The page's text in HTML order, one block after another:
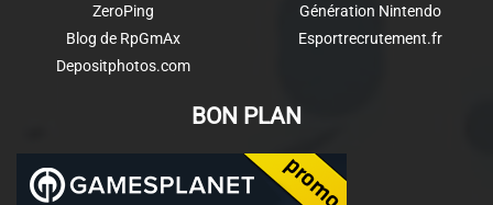
ZeroPing
Blog de RpGmAx
Depositphotos.com
Génération Nintendo
Esportrecrutement.fr
BON PLAN